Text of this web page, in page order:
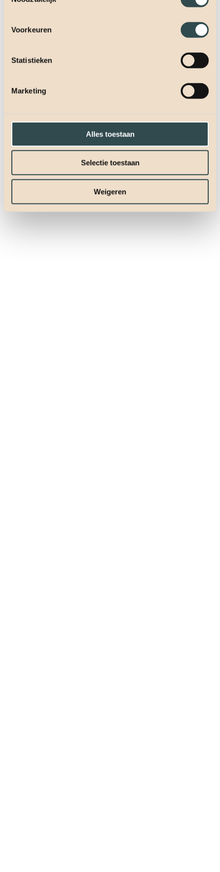
Voorkeuren
Statistieken
Marketing
Alles toestaan
Selectie toestaan
Weigeren